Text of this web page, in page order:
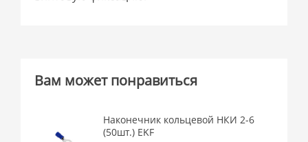
Вам может понравиться
Наконечник кольцевой НКИ 2-6
(50шт.) EKF